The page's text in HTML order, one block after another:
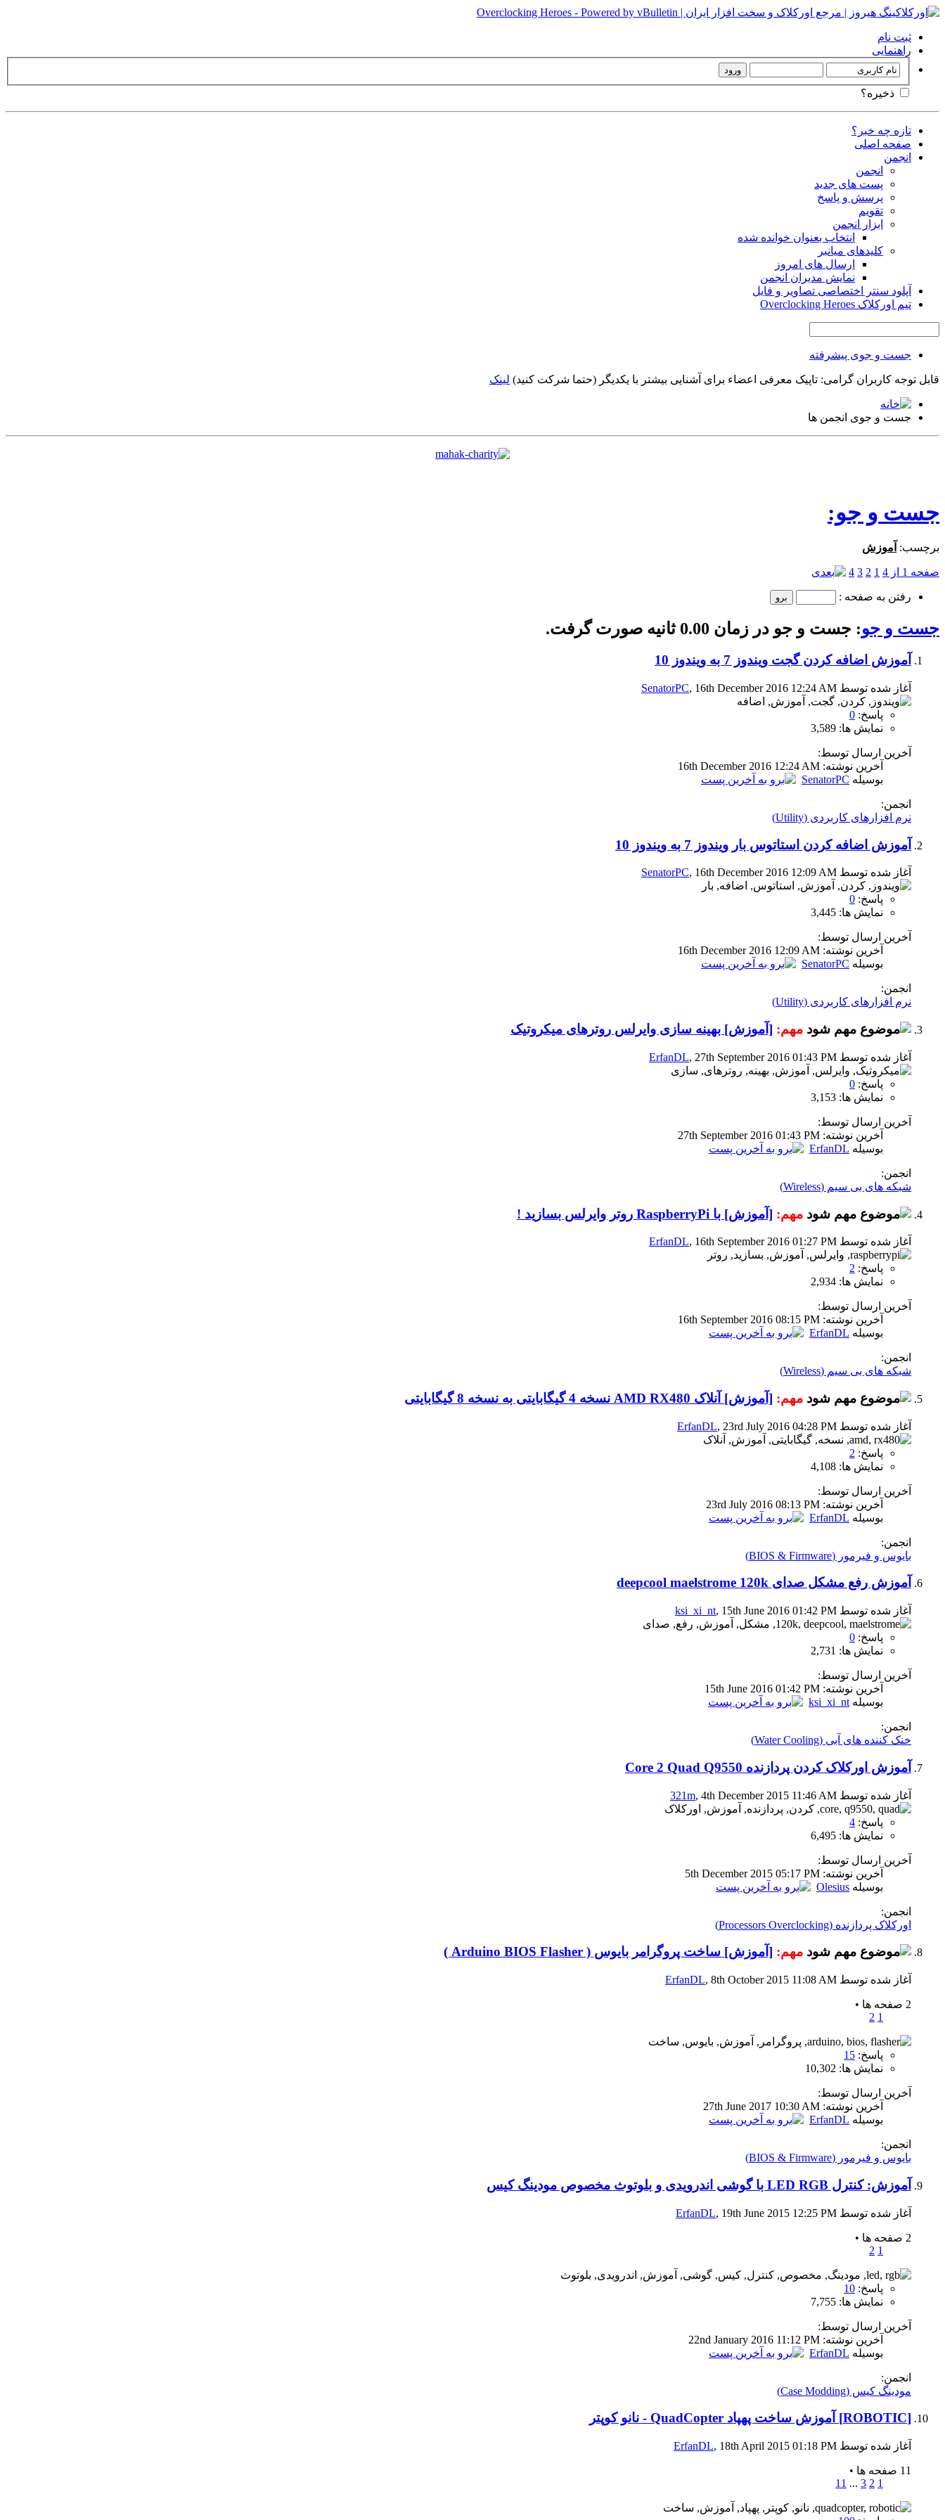
ثبت نام
راهنمایی
ذخیره؟
تازه چه خبر؟
صفحه اصلی
انجمن
انجمن
پست های جدید
پرسش و پاسخ
تقویم
ابزار انجمن
انتخاب بعنوان خوانده شده
کلیدهای میانبر
ارسال های امروز
نمایش مدیران انجمن
آپلود سنتر اختصاصی تصاویر و فایل
تیم اورکلاک Overclocking Heroes
جست و جوی پیشرفته
قابل توجه کاربران گرامی: تاپیک معرفی اعضاء برای آشنایی بیشتر با یکدیگر (حتما شرکت کنید) لینک
جست و جوی انجمن ها
جست و جو:
برچسب: آموزش
صفحه 1 از 4 1
2
3
4
رفتن به صفحه :
جست و جو: جست و جو در زمان 0.00 ثانیه صورت گرفت.
آموزش اضافه کردن گجت ویندوز 7 به ویندوز 10
آغاز شده توسط SenatorPC, 16th December 2016 12:24 AM
پاسخ: 0
نمایش ها: 3,589
آخرین ارسال توسط:
آخرين نوشته: 16th December 2016 12:24 AM
بوسیله SenatorPC
انجمن:
نرم افزارهای کاربردی (Utility)
آموزش اضافه کردن استاتوس بار ویندوز 7 به ویندوز 10
آغاز شده توسط SenatorPC, 16th December 2016 12:09 AM
پاسخ: 0
نمایش ها: 3,445
آخرین ارسال توسط:
آخرين نوشته: 16th December 2016 12:09 AM
بوسیله SenatorPC
انجمن:
نرم افزارهای کاربردی (Utility)
مهم: [آموزش] بهینه سازی وایرلس روترهای میکروتیک
آغاز شده توسط ErfanDL, 27th September 2016 01:43 PM
پاسخ: 0
نمایش ها: 3,153
آخرین ارسال توسط:
آخرين نوشته: 27th September 2016 01:43 PM
بوسیله ErfanDL
انجمن:
شبکه های بی سیم (Wireless)
مهم: [آموزش] با RaspberryPi روتر وایرلس بسازید !
آغاز شده توسط ErfanDL, 16th September 2016 01:27 PM
پاسخ: 2
نمایش ها: 2,934
آخرین ارسال توسط:
آخرين نوشته: 16th September 2016 08:15 PM
بوسیله ErfanDL
انجمن:
شبکه های بی سیم (Wireless)
مهم: [آموزش] آنلاک AMD RX480 نسخه 4 گیگابایتی به نسخه 8 گیگابایتی
آغاز شده توسط ErfanDL, 23rd July 2016 04:28 PM
پاسخ: 2
نمایش ها: 4,108
آخرین ارسال توسط:
آخرين نوشته: 23rd July 2016 08:13 PM
بوسیله ErfanDL
انجمن:
بایوس و فیرمور (BIOS & Firmware)
آموزش رفع مشکل صدای deepcool maelstrome 120k
آغاز شده توسط ksi_xi_nt, 15th June 2016 01:42 PM
پاسخ: 0
نمایش ها: 2,731
آخرین ارسال توسط:
آخرين نوشته: 15th June 2016 01:42 PM
بوسیله ksi_xi_nt
انجمن:
خنک کننده های آبی (Water Cooling)
آموزش اورکلاک کردن پردازنده Core 2 Quad Q9550
آغاز شده توسط 321m, 4th December 2015 11:46 AM
پاسخ: 4
نمایش ها: 6,495
آخرین ارسال توسط:
آخرين نوشته: 5th December 2015 05:17 PM
بوسیله Olesius
انجمن:
اورکلاک پردازنده (Processors Overclocking)
مهم: [آموزش] ساخت پروگرامر بایوس ( Arduino BIOS Flasher )
آغاز شده توسط ErfanDL, 8th October 2015 11:08 AM
2 صفحه ها
•
1
2
پاسخ: 15
نمایش ها: 10,302
آخرین ارسال توسط:
آخرين نوشته: 27th June 2017 10:30 AM
بوسیله ErfanDL
انجمن:
بایوس و فیرمور (BIOS & Firmware)
آموزش: کنترل LED RGB با گوشی اندرویدی و بلوتوث مخصوص مودینگ کیس
آغاز شده توسط ErfanDL, 19th June 2015 12:25 PM
2 صفحه ها
•
1
2
پاسخ: 10
نمایش ها: 7,755
آخرین ارسال توسط:
آخرين نوشته: 22nd January 2016 11:12 PM
بوسیله ErfanDL
انجمن:
مودینگ کیس (Case Modding)
[ROBOTIC] آموزش ساخت پهپاد QuadCopter - نانو کوپتر
آغاز شده توسط ErfanDL, 18th April 2015 01:18 PM
11 صفحه ها
•
1
2
3
...
11